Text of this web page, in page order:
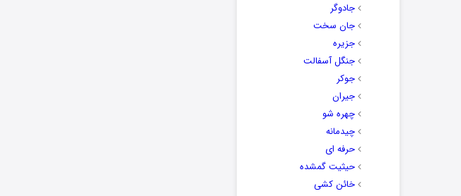
جادوگر
جان سخت
جزیره
جنگل آسفالت
جوکر
جیران
چهره شو
چیدمانه
حرفه ای
حیثیت گمشده
خائن کشی